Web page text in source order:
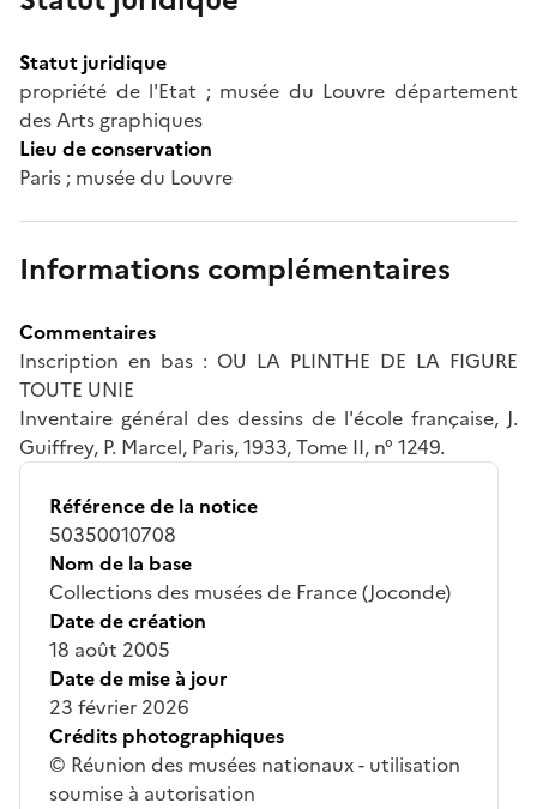
Statut juridique
propriété de l'Etat ; musée du Louvre département
des Arts graphiques
Lieu de conservation
Paris ; musée du Louvre
Informations complémentaires
Commentaires
Inscription en bas : OU LA PLINTHE DE LA FIGURE
TOUTE UNIE
Inventaire général des dessins de l'école française, J.
Guiffrey, P. Marcel, Paris, 1933, Tome II, n° 1249.
Référence de la notice
50350010708
Nom de la base
Collections des musées de France (Joconde)
Date de création
18 août 2005
Date de mise à jour
23 février 2026
Crédits photographiques
© Réunion des musées nationaux - utilisation
soumise à autorisation